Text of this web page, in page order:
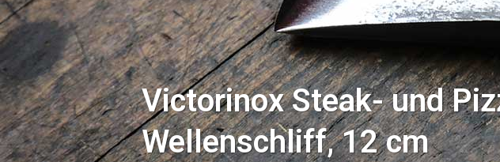
Victorinox Steak- und
Wellenschliff, 12 cm